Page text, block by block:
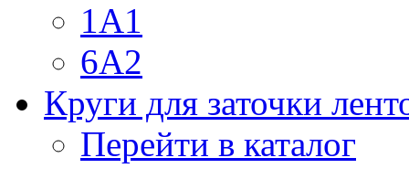
1A1
6A2
Круги для заточки
Перейти в каталог